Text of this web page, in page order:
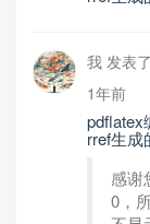
我 发表
1年前
pdflatex
rref生成
感谢
0，